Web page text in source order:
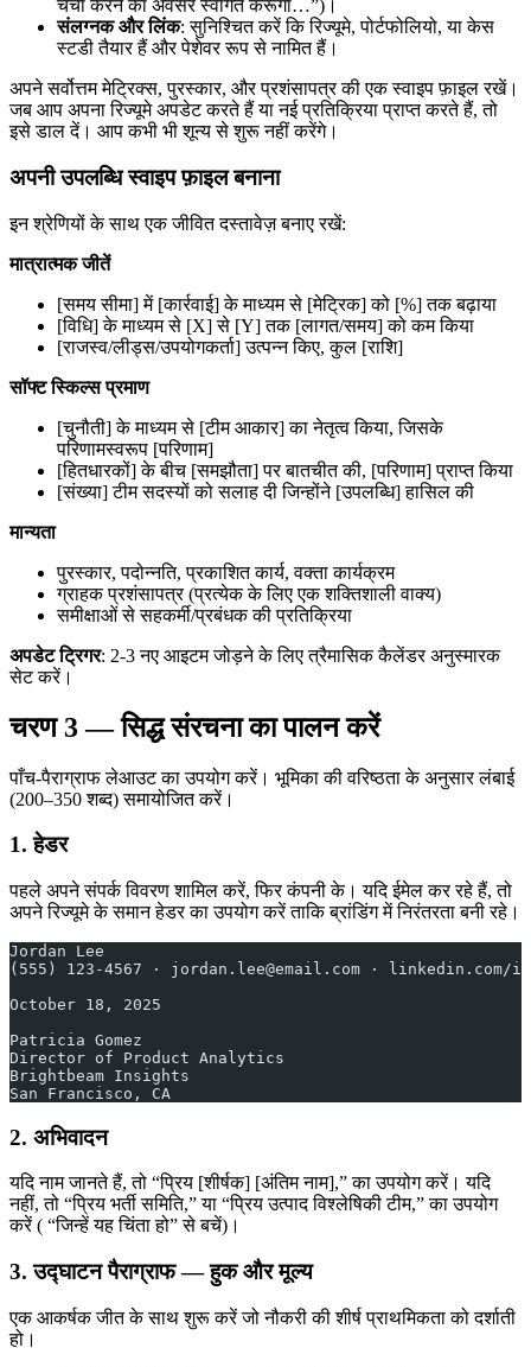
चर्चा करने का अवसर स्वागत करूंगा…”)।
संलग्नक और लिंक: सुनिश्चित करें कि रिज्यूमे, पोर्टफोलियो, या केस
स्टडी तैयार हैं और पेशेवर रूप से नामित हैं।
अपने सर्वोत्तम मेट्रिक्स, पुरस्कार, और प्रशंसापत्र की एक स्वाइप फ़ाइल रखें।
जब आप अपना रिज्यूमे अपडेट करते हैं या नई प्रतिक्रिया प्राप्त करते हैं, तो
इसे डाल दें। आप कभी भी शून्य से शुरू नहीं करेंगे।
अपनी उपलब्धि स्वाइप फ़ाइल बनाना
इन श्रेणियों के साथ एक जीवित दस्तावेज़ बनाए रखें:
मात्रात्मक जीतें
[समय सीमा] में [कार्रवाई] के माध्यम से [मेट्रिक] को [%] तक बढ़ाया
[विधि] के माध्यम से [X] से [Y] तक [लागत/समय] को कम किया
[राजस्व/लीड्स/उपयोगकर्ता] उत्पन्न किए, कुल [राशि]
सॉफ्ट स्किल्स प्रमाण
[चुनौती] के माध्यम से [टीम आकार] का नेतृत्व किया, जिसके
परिणामस्वरूप [परिणाम]
[हितधारकों] के बीच [समझौता] पर बातचीत की, [परिणाम] प्राप्त किया
[संख्या] टीम सदस्यों को सलाह दी जिन्होंने [उपलब्धि] हासिल की
मान्यता
पुरस्कार, पदोन्नति, प्रकाशित कार्य, वक्ता कार्यक्रम
ग्राहक प्रशंसापत्र (प्रत्येक के लिए एक शक्तिशाली वाक्य)
समीक्षाओं से सहकर्मी/प्रबंधक की प्रतिक्रिया
अपडेट ट्रिगर: 2-3 नए आइटम जोड़ने के लिए त्रैमासिक कैलेंडर अनुस्मारक
सेट करें।
चरण 3 — सिद्ध संरचना का पालन करें
पाँच-पैराग्राफ लेआउट का उपयोग करें। भूमिका की वरिष्ठता के अनुसार लंबाई
(200–350 शब्द) समायोजित करें।
1. हेडर
पहले अपने संपर्क विवरण शामिल करें, फिर कंपनी के। यदि ईमेल कर रहे हैं, तो
अपने रिज्यूमे के समान हेडर का उपयोग करें ताकि ब्रांडिंग में निरंतरता बनी रहे।
Jordan Lee
(555) 123-4567 · jordan.lee@email.com · linkedin.com/
October 18, 2025
Patricia Gomez
Director of Product Analytics
Brightbeam Insights
San Francisco, CA
2. अभिवादन
यदि नाम जानते हैं, तो “प्रिय [शीर्षक] [अंतिम नाम],” का उपयोग करें। यदि
नहीं, तो “प्रिय भर्ती समिति,” या “प्रिय उत्पाद विश्लेषिकी टीम,” का उपयोग
करें ( “जिन्हें यह चिंता हो” से बचें)।
3. उद्घाटन पैराग्राफ — हुक और मूल्य
एक आकर्षक जीत के साथ शुरू करें जो नौकरी की शीर्ष प्राथमिकता को दर्शाती
हो।